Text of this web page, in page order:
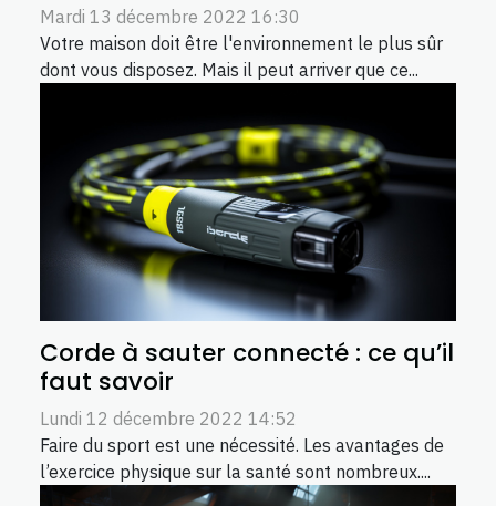
Mardi 13 décembre 2022 16:30
Votre maison doit être l'environnement le plus sûr
dont vous disposez. Mais il peut arriver que ce...
Corde à sauter connecté : ce qu’il
faut savoir
Lundi 12 décembre 2022 14:52
Faire du sport est une nécessité. Les avantages de
l’exercice physique sur la santé sont nombreux....